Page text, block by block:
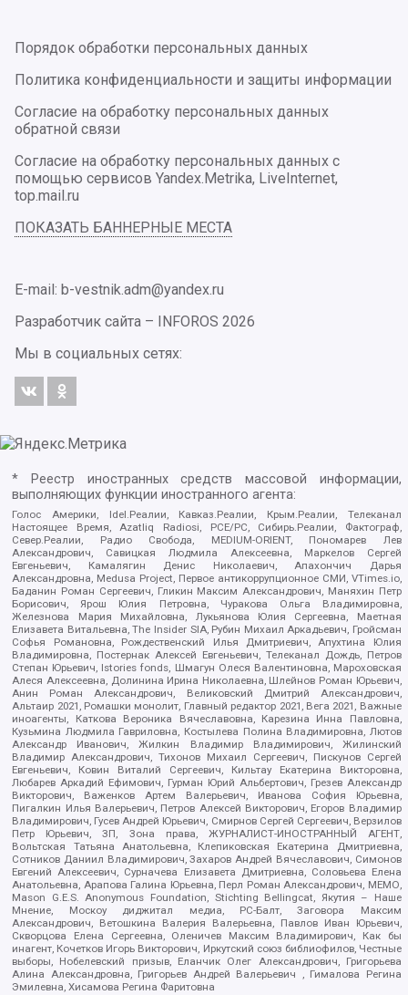
Порядок обработки персональных данных
Политика конфиденциальности и защиты информации
Согласие на обработку персональных данных
обратной связи
Согласие на обработку персональных данных с
помощью сервисов Yandex.Metrika, LiveInternet,
top.mail.ru
ПОКАЗАТЬ БАННЕРНЫЕ МЕСТА
E-mail: b-vestnik.adm@yandex.ru
Разработчик сайта – INFOROS 2026
Мы в социальных сетях:
* Реестр иностранных средств массовой информации,
выполняющих функции иностранного агента:
Голос Америки, Idel.Реалии, Кавказ.Реалии, Крым.Реалии, Телеканал
Настоящее Время, Azatliq Radiosi, PCE/PC, Сибирь.Реалии, Фактограф,
Север.Реалии, Радио Свобода, MEDIUM-ORIENT, Пономарев Лев
Александрович, Савицкая Людмила Алексеевна, Маркелов Сергей
Евгеньевич, Камалягин Денис Николаевич, Апахончич Дарья
Александровна, Medusa Project, Первое антикоррупционное СМИ, VTimes.io,
Баданин Роман Сергеевич, Гликин Максим Александрович, Маняхин Петр
Борисович, Ярош Юлия Петровна, Чуракова Ольга Владимировна,
Железнова Мария Михайловна, Лукьянова Юлия Сергеевна, Маетная
Елизавета Витальевна, The Insider SIA, Рубин Михаил Аркадьевич, Гройсман
Софья Романовна, Рождественский Илья Дмитриевич, Апухтина Юлия
Владимировна, Постернак Алексей Евгеньевич, Телеканал Дождь, Петров
Степан Юрьевич, Istories fonds, Шмагун Олеся Валентиновна, Мароховская
Алеся Алексеевна, Долинина Ирина Николаевна, Шлейнов Роман Юрьевич,
Анин Роман Александрович, Великовский Дмитрий Александрович,
Альтаир 2021, Ромашки монолит, Главный редактор 2021, Вега 2021, Важные
иноагенты, Каткова Вероника Вячеславовна, Карезина Инна Павловна,
Кузьмина Людмила Гавриловна, Костылева Полина Владимировна, Лютов
Александр Иванович, Жилкин Владимир Владимирович, Жилинский
Владимир Александрович, Тихонов Михаил Сергеевич, Пискунов Сергей
Евгеньевич, Ковин Виталий Сергеевич, Кильтау Екатерина Викторовна,
Любарев Аркадий Ефимович, Гурман Юрий Альбертович, Грезев Александр
Викторович, Важенков Артем Валерьевич, Иванова София Юрьевна,
Пигалкин Илья Валерьевич, Петров Алексей Викторович, Егоров Владимир
Владимирович, Гусев Андрей Юрьевич, Смирнов Сергей Сергеевич, Верзилов
Петр Юрьевич, ЗП, Зона права, ЖУРНАЛИСТ-ИНОСТРАННЫЙ АГЕНТ,
Вольтская Татьяна Анатольевна, Клепиковская Екатерина Дмитриевна,
Сотников Даниил Владимирович, Захаров Андрей Вячеславович, Симонов
Евгений Алексеевич, Сурначева Елизавета Дмитриевна, Соловьева Елена
Анатольевна, Арапова Галина Юрьевна, Перл Роман Александрович, МЕМО,
Mason G.E.S. Anonymous Foundation, Stichting Bellingcat, Якутия – Наше
Мнение, Москоу диджитал медиа, РС-Балт, Заговора Максим
Александрович, Ветошкина Валерия Валерьевна, Павлов Иван Юрьевич,
Скворцова Елена Сергеевна, Оленичев Максим Владимирович, Как бы
инагент, Кочетков Игорь Викторович, Иркутский союз библиофилов, Честные
выборы, Нобелевский призыв, Еланчик Олег Александрович, Григорьева
Алина Александровна, Григорьев Андрей Валерьевич , Гималова Регина
Эмилевна, Хисамова Регина Фаритовна